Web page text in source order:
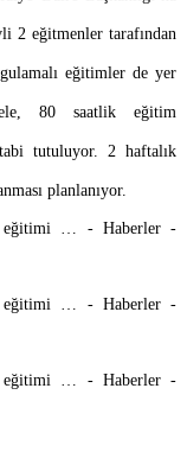
2 eğitmenler tarafından
eğitimler de yer
80 saatlik eğitim
tutuluyor. 2 haftalık
planlanıyor.